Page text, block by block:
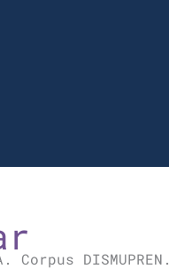
Corpus DISMUPREN.